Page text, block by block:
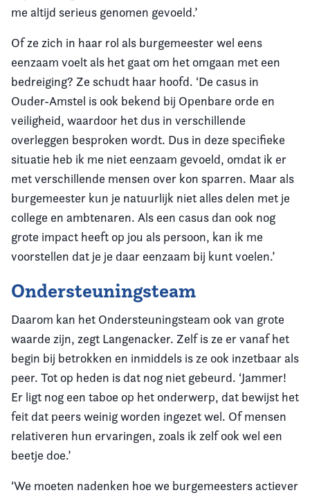
me altijd serieus genomen gevoeld.’
Of ze zich in haar rol als burgemeester wel eens
eenzaam voelt als het gaat om het omgaan met een
bedreiging? Ze schudt haar hoofd. ‘De casus in
Ouder-Amstel is ook bekend bij Openbare orde en
veiligheid, waardoor het dus in verschillende
overleggen besproken wordt. Dus in deze specifieke
situatie heb ik me niet eenzaam gevoeld, omdat ik er
met verschillende mensen over kon sparren. Maar als
burgemeester kun je natuurlijk niet alles delen met je
college en ambtenaren. Als een casus dan ook nog
grote impact heeft op jou als persoon, kan ik me
voorstellen dat je je daar eenzaam bij kunt voelen.’
Ondersteuningsteam
Daarom kan het Ondersteuningsteam ook van grote
waarde zijn, zegt Langenacker. Zelf is ze er vanaf het
begin bij betrokken en inmiddels is ze ook inzetbaar als
peer. Tot op heden is dat nog niet gebeurd. ‘Jammer!
Er ligt nog een taboe op het onderwerp, dat bewijst het
feit dat peers weinig worden ingezet wel. Of mensen
relativeren hun ervaringen, zoals ik zelf ook wel een
beetje doe.’
‘We moeten nadenken hoe we burgemeesters actiever